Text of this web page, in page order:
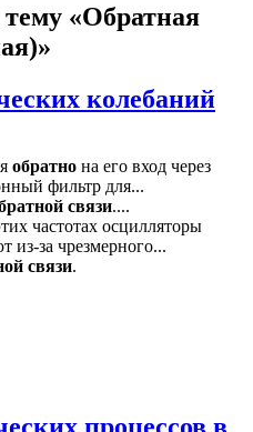
тему «Обратная
колебаний
обратно на его вход через
фильтр для...
связи....
частотах осцилляторы
из-за чрезмерного...
связи.